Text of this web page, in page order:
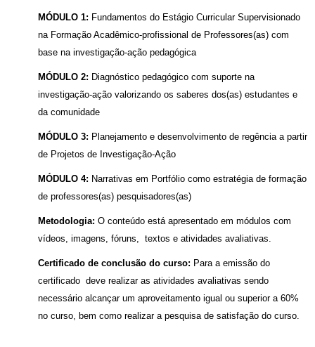
MÓDULO 1: Fundamentos do Estágio Curricular Supervisionado
na Formação Acadêmico-profissional de Professores(as) com
base na investigação-ação pedagógica
MÓDULO 2: Diagnóstico pedagógico com suporte na
investigação-ação valorizando os saberes dos(as) estudantes e
da comunidade
MÓDULO 3: Planejamento e desenvolvimento de regência a partir
de Projetos de Investigação-Ação
MÓDULO 4: Narrativas em Portfólio como estratégia de formação
de professores(as) pesquisadores(as)
Metodologia: O conteúdo está apresentado em módulos com
vídeos, imagens, fóruns, textos e atividades avaliativas.
Certificado de conclusão do curso: Para a emissão do
certificado deve realizar as atividades avaliativas sendo
necessário alcançar um aproveitamento igual ou superior a 60%
no curso, bem como realizar a pesquisa de satisfação do curso.